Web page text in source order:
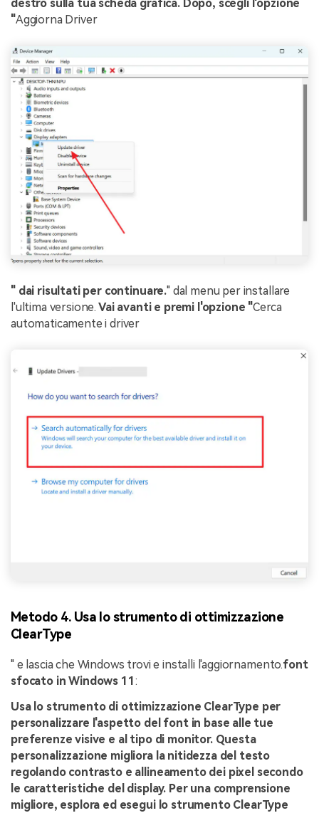
destro sulla tua scheda grafica. Dopo, scegli l'opzione
"Aggiorna Driver
" dai risultati per continuare." dal menu per installare
l'ultima versione. Vai avanti e premi l'opzione "Cerca
automaticamente i driver
Metodo 4. Usa lo strumento di ottimizzazione
ClearType
" e lascia che Windows trovi e installi l'aggiornamento.font
sfocato in Windows 11:
Usa lo strumento di ottimizzazione ClearType per
personalizzare l'aspetto del font in base alle tue
preferenze visive e al tipo di monitor. Questa
personalizzazione migliora la nitidezza del testo
regolando contrasto e allineamento dei pixel secondo
le caratteristiche del display. Per una comprensione
migliore, esplora ed esegui lo strumento ClearType